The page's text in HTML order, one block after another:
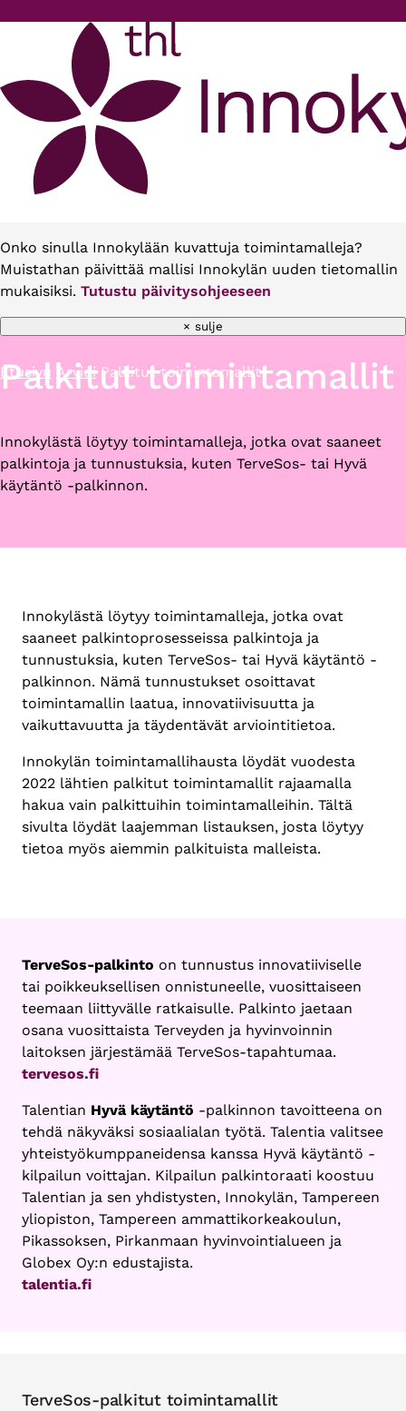
Onko sinulla Innokylään kuvattuja toimintamalleja?
Muistathan päivittää mallisi Innokylän uuden tietomallin
mukaisiksi. Tutustu päivitysohjeeseen
× sulje
Murupolku
Etusivu Arvioi Palkitut toimintamallit
Palkitut toimintamallit
Innokylästä löytyy toimintamalleja, jotka ovat saaneet
palkintoja ja tunnustuksia, kuten TerveSos- tai Hyvä
käytäntö -palkinnon.
Innokylästä löytyy toimintamalleja, jotka ovat
saaneet palkintoprosesseissa palkintoja ja
tunnustuksia, kuten TerveSos- tai Hyvä käytäntö -
palkinnon. Nämä tunnustukset osoittavat
toimintamallin laatua, innovatiivisuutta ja
vaikuttavuutta ja täydentävät arviointitietoa.
Innokylän toimintamallihausta löydät vuodesta
2022 lähtien palkitut toimintamallit rajaamalla
hakua vain palkittuihin toimintamalleihin. Tältä
sivulta löydät laajemman listauksen, josta löytyy
tietoa myös aiemmin palkituista malleista.
TerveSos-palkinto on tunnustus innovatiiviselle
tai poikkeuksellisen onnistuneelle, vuosittaiseen
teemaan liittyvälle ratkaisulle. Palkinto jaetaan
osana vuosittaista Terveyden ja hyvinvoinnin
laitoksen järjestämää TerveSos-tapahtumaa.
tervesos.fi
Talentian Hyvä käytäntö -palkinnon tavoitteena on
tehdä näkyväksi sosiaalialan työtä. Talentia valitsee
yhteistyökumppaneidensa kanssa Hyvä käytäntö -
kilpailun voittajan. Kilpailun palkintoraati koostuu
Talentian ja sen yhdistysten, Innokylän, Tampereen
yliopiston, Tampereen ammattikorkeakoulun,
Pikassoksen, Pirkanmaan hyvinvointialueen ja
Globex Oy:n edustajista.
talentia.fi
TerveSos-palkitut toimintamallit